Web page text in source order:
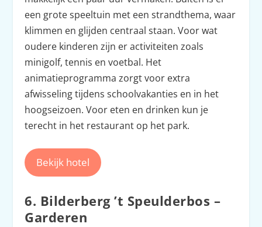
een grote speeltuin met een strandthema, waar
klimmen en glijden centraal staan. Voor wat
oudere kinderen zijn er activiteiten zoals
minigolf, tennis en voetbal. Het
animatieprogramma zorgt voor extra
afwisseling tijdens schoolvakanties en in het
hoogseizoen. Voor eten en drinken kun je
terecht in het restaurant op het park.
Bekijk hotel
6. Bilderberg ’t Speulderbos –
Garderen